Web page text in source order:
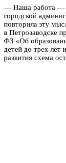
— Наша работа —
городской
повторила эту
в Петрозаводске
ФЗ «Об
детей до трех лет
развития схема